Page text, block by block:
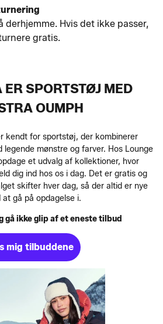
derhjemme. Hvis det ikke passer,
gratis.
SPORTSTØJ MED
OUMPH
kendt for sportstøj, der kombinerer
mønstre og farver. Hos Lounge
et udvalg af kollektioner, hvor
dig ind hos os i dag. Det er gratis og
skifter hver dag, så der altid er nye
at gå på opdagelse i.
gå ikke glip af et eneste tilbud
mig tilbuddene